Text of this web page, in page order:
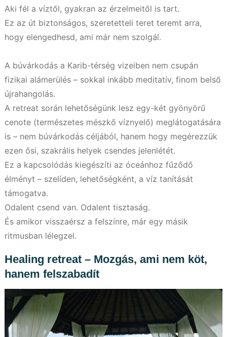
Aki fél a víztől, gyakran az érzelmeitől is tart.
Ez az út biztonságos, szeretetteli teret teremt arra,
hogy elengedhesd, ami már nem szolgál.
A búvárkodás a Karib-térség vizeiben nem csupán
fizikai alámerülés – sokkal inkább meditatív, finom belső
újrahangolás.
A retreat során lehetőségünk lesz egy-két gyönyörű
cenote (természetes mészkő víznyelő) meglátogatására
is – nem búvárkodás céljából, hanem hogy megérezzük
ezen ősi, szakrális helyek csendes jelenlétét.
Ez a kapcsolódás kiegészíti az óceánhoz fűződő
élményt – szelíden, lehetőségként, a víz tanítását
támogatva.
Odalent csend van. Odalent tisztaság.
És amikor visszaérsz a felszínre, már egy másik
ritmusban lélegzel.
Healing retreat – Mozgás, ami nem köt,
hanem felszabadít